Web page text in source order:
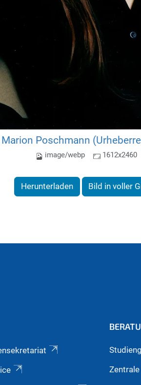
Marion Poschmann
image/webp 1612x2460
Herunterladen Bild in voller